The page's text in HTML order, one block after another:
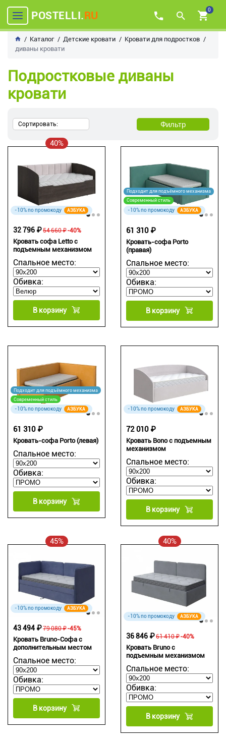
POSTELLI.RU 0
Каталог Детские кровати
Кровати для подростков
диваны кровати
Подростковые диваны
кровати
Сортировать: Фильтр
40%
-10% по промокоду АЗБУКА
Кровать софа Letto с
подъемным механизмом
Спальное место:
Обивка:
54 660 ₽
32 796 ₽ -40%
В корзину
Подходит для подъёмного механизма
Современный стиль
-10% по промокоду АЗБУКА
Кровать-софа Porto
(правая)
Спальное место:
Обивка:
61 310 ₽
В корзину
Подходит для подъёмного механизма
Современный стиль
-10% по промокоду АЗБУКА
Кровать-софа Porto (левая)
Спальное место:
Обивка:
61 310 ₽
В корзину
-10% по промокоду АЗБУКА
Кровать Bono с подъемным
механизмом
Спальное место:
Обивка:
72 010 ₽
В корзину
45%
-10% по промокоду АЗБУКА
Кровать Bruno-Софа с
дополнительным местом
Спальное место:
Обивка:
79 080 ₽
43 494 ₽ -45%
В корзину
40%
-10% по промокоду АЗБУКА
Кровать Bruno с
подъемным механизмом
Спальное место:
Обивка:
61 410 ₽
36 846 ₽ -40%
В корзину